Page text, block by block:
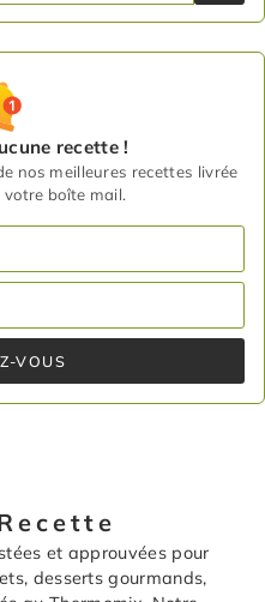
recette !
nos meilleures recettes livrée
boîte mail.
VOUS
et approuvées pour
desserts gourmands,